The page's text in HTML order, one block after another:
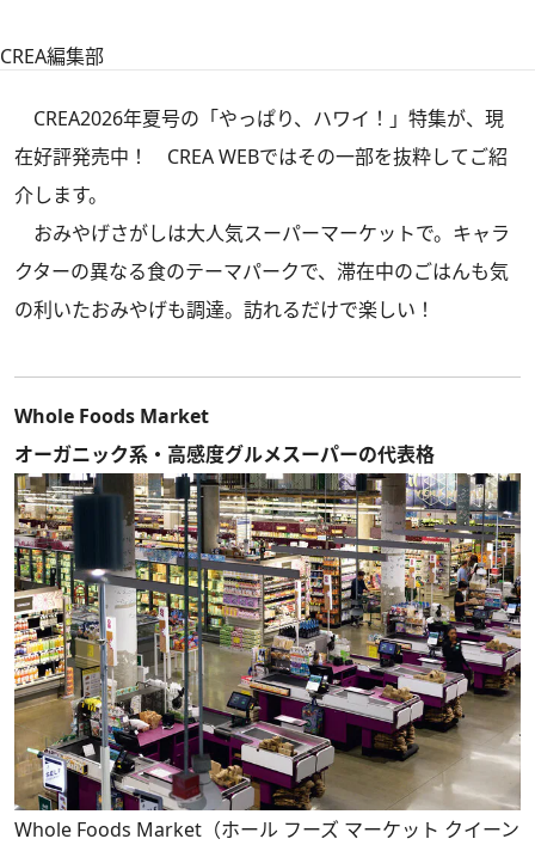
CREA編集部
CREA2026年夏号の「やっぱり、ハワイ！」 特集が、現
在好評発売中！ CREA WEBではその一部を抜粋してご紹
介します。
おみやげさがしは大人気スーパーマーケットで。キャラ
クターの異なる食のテーマパークで、滞在中のごはんも気
の利いたおみやげも調達。訪れるだけで楽しい！
Whole Foods Market
オーガニック系・高感度グルメスーパーの代表格
Whole Foods Market（ホール フーズ マーケット クイーン